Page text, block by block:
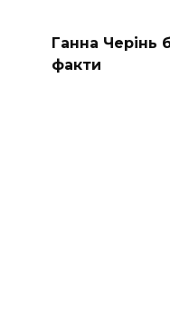
Ганна Черінь
факти